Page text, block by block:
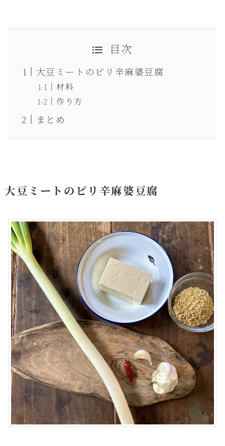
目次
大豆ミートのピリ辛麻婆豆腐
材料
作り方
まとめ
大豆ミートのピリ辛麻婆豆腐